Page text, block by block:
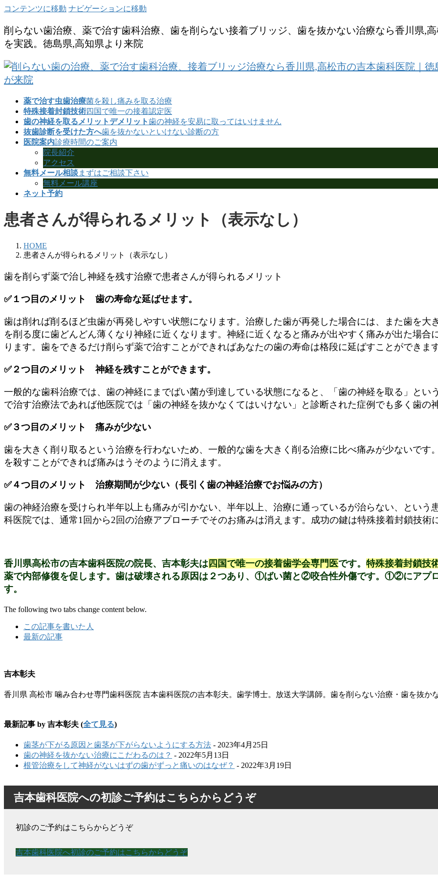
コンテンツに移動 ナビゲーションに移動
削らない歯治療、薬で治す歯科治療、歯を削らない接着ブリッジ、歯を抜かない治療なら香川県,
を実践。徳島県,高知県より来院
薬で治す虫歯治療菌を殺し痛みを取る治療
特殊接着封鎖技術四国で唯一の接着認定医
歯の神経を取るメリットデメリット歯の神経を安易に取ってはいけません
抜歯診断を受けた方へ歯を抜かないといけない診断の方
医院案内診療時間のご案内
院長紹介
アクセス
無料メール相談まずはご相談下さい
無料メール講座
ネット予約
患者さんが得られるメリット（表示なし）
HOME
患者さんが得られるメリット（表示なし）
歯を削らず薬で治し神経を残す治療で患者さんが得られるメリット
✅１つ目のメリット 歯の寿命な延ばせます。
歯は削れば削るほど虫歯が再発しやすい状態になります。治療した歯が再発した場合には、また歯を
を削る度に歯どんどん薄くなり神経に近くなります。神経に近くなると痛みが出やすく痛みが出た場
ります。歯をできるだけ削らず薬で治すことができればあなたの歯の寿命は格段に延ばすことができま
✅２つ目のメリット 神経を残すことができます。
一般的な歯科治療では、歯の神経にまでばい菌が到達している状態になると、「歯の神経を取る」と
で治す治療法であれば他医院では「歯の神経を抜かなくてはいけない」と診断された症例でも多く歯の
✅３つ目のメリット 痛みが少ない
歯を大きく削り取るという治療を行わないため、一般的な歯を大きく削る治療に比べ痛みが少ないで
を殺すことができれば痛みはうそのように消えます。
✅４つ目のメリット 治療期間が少ない（長引く歯の神経治療でお悩みの方）
歯の神経治療を受けられ半年以上も痛みが引かない、半年以上、治療に通っているが治らない、とい
科医院では、通常1回から2回の治療アプローチでそのお痛みは消えます。成功の鍵は特殊接着封鎖技
香川県高松市の吉本歯科医院の院長、吉本彰夫は 四国で唯一の接着歯学会専門医です。 特殊接着封鎖技
薬で内部修復を促します。歯は破壊される原因は２つあり、①ばい菌と②咬合性外傷です。①②にアプ
す。
The following two tabs change content below.
この記事を書いた人
最新の記事
吉本彰夫
香川県 高松市 噛み合わせ専門歯科医院 吉本歯科医院の吉本彰夫。歯学博士。放送大学講師。歯を削らない治療・歯を抜
最新記事 by 吉本彰夫 (全て見る)
歯茎が下がる原因と歯茎が下がらないようにする方法 - 2023年4月25日
歯の神経を抜かない治療にこだわるのは？ - 2022年5月13日
根管治療をして神経がないはずの歯がずっと痛いのはなぜ？ - 2022年3月19日
吉本歯科医院への初診ご予約はこちらからどうぞ
初診のご予約はこちらからどうぞ
吉本歯科医院へ初診のご予約はこちらからどうぞ